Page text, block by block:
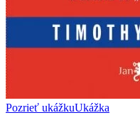
Pozrieť ukážkuUkážka